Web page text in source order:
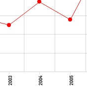
2003 2004 2005